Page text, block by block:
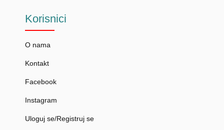
Korisnici
O nama
Kontakt
Facebook
Instagram
Uloguj se/Registruj se